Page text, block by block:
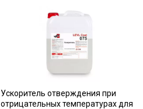
Ускоритель отверждения при
отрицательных температурах для